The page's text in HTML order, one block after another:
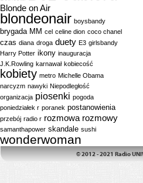
Blonde on Air
blondeonair boysbandy
brygada MM cel celine dion coco chanel
czas diana droga duety E3 girlsbandy
Harry Potter ikony inauguracja
J.K.Rowling karnawał kobiecość
kobiety metro Michelle Obama
narcyzm nawyki Niepodległość
organizacja piosenki pogoda
poniedziałek r poranek postanowienia
przebój radio r rozmowa rozmowy
samanthapower skandale sushi
wonderwoman
© 2012 - 2021 Radio